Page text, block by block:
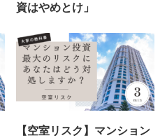
資はやめとけ」
【空室リスク】マンション